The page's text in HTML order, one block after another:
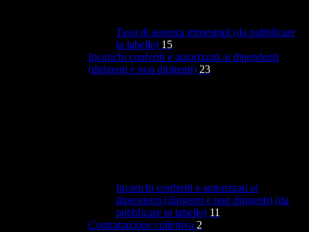
Tassi di assenza trimestrali (da pubblicare
in tabelle) 15
Incarichi conferiti e autorizzati ai dipendenti
(dirigenti e non dirigenti) 23
Incarichi conferiti e autorizzati ai
dipendenti (dirigenti e non dirigenti) (da
pubblicare in tabelle) 11
Contrattazione collettiva 2